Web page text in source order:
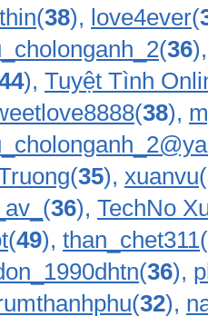
thin(38), love4ever(
(36
), Tuyệt Tình
(38),
(35), xuanvu(
_av_ (36), TechNo
(49), than_chet311(
(36),
(32),